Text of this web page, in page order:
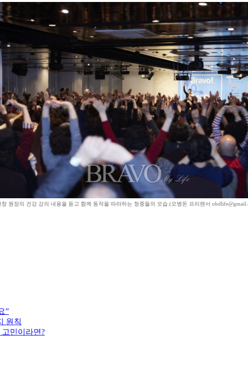
원장의 건강 강의 내용을 듣고 함께 동작을 따라하는 청중들의 모습.(오병돈 프리랜서
”
원칙
민이라면?